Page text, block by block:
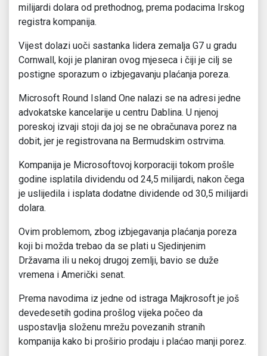
milijardi dolara od prethodnog, prema podacima Irskog
registra kompanija.
Vijest dolazi uoči sastanka lidera zemalja G7 u gradu
Cornwall, koji je planiran ovog mjeseca i čiji je cilj se
postigne sporazum o izbjegavanju plaćanja poreza.
Microsoft Round Island One nalazi se na adresi jedne
advokatske kancelarije u centru Dablina. U njenoj
poreskoj izvaji stoji da joj se ne obračunava porez na
dobit, jer je registrovana na Bermudskim ostrvima.
Kompanija je Microsoftovoj korporaciji tokom prošle
godine isplatila dividendu od 24,5 milijardi, nakon čega
je uslijedila i isplata dodatne dividende od 30,5 milijardi
dolara.
Ovim problemom, zbog izbjegavanja plaćanja poreza
koji bi možda trebao da se plati u Sjedinjenim
Državama ili u nekoj drugoj zemlji, bavio se duže
vremena i Američki senat.
Prema navodima iz jedne od istraga Majkrosoft je još
devedesetih godina prošlog vijeka počeo da
uspostavlja složenu mrežu povezanih stranih
kompanija kako bi proširio prodaju i plaćao manji porez.